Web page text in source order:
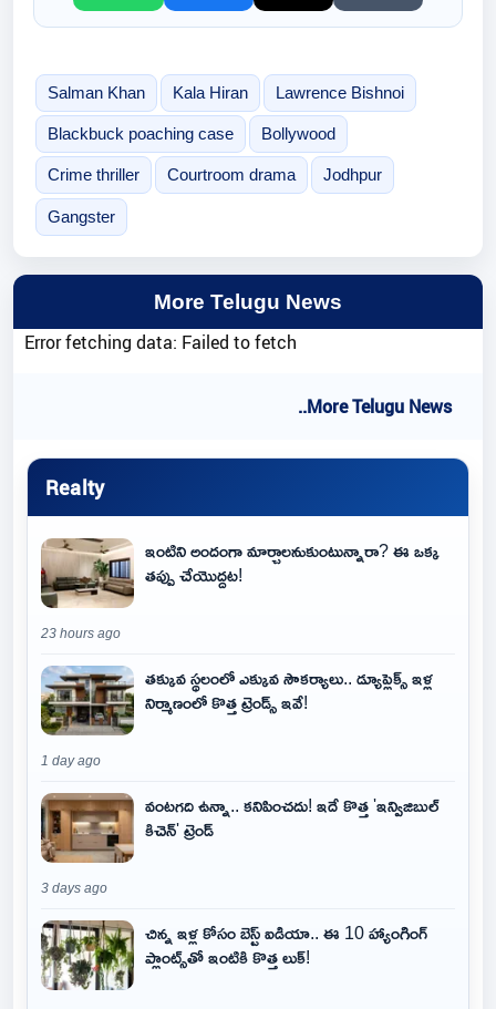
Salman Khan Kala Hiran Lawrence Bishnoi
Blackbuck poaching case Bollywood
Crime thriller Courtroom drama Jodhpur
Gangster
More Telugu News
Error fetching data: Failed to fetch
..More Telugu News
Realty
ఇంటిని అందంగా మార్చాలనుకుంటున్నారా? ఈ ఒక్క
తప్పు చేయొద్దట!
23 hours ago
తక్కువ స్థలంలో ఎక్కువ సౌకర్యాలు.. డ్యూప్లెక్స్ ఇళ్ల
నిర్మాణంలో కొత్త ట్రెండ్స్ ఇవే!
1 day ago
వంటగది ఉన్నా.. కనిపించదు! ఇదే కొత్త 'ఇన్విజిబుల్
కిచెన్' ట్రెండ్
3 days ago
చిన్న ఇళ్ల కోసం బెస్ట్ ఐడియా.. ఈ 10 హ్యాంగింగ్
ప్లాంట్స్‌తో ఇంటికి కొత్త లుక్!